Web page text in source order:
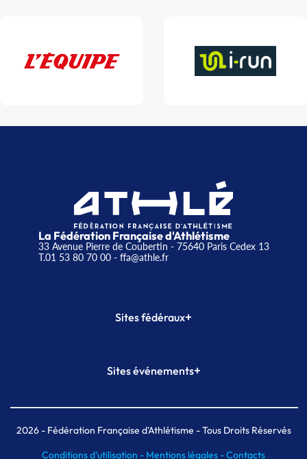
La Fédération Française d'Athlétisme
33 Avenue Pierre de Coubertin - 75640 Paris Cedex 13
T.01 53 80 70 00- ffa@athle.fr
Sites fédéraux+
Plateforme Formation
Sites événements+
Meeting de Paris indoor
MAIF Ekiden de Paris
2026- Fédération Française d'Athlétisme - Tous Droits Réservés
Conditions d'utilisation - Mentions légales -Contacts